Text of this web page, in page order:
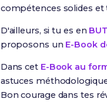
compétences solides et
D'ailleurs, si tu es en
proposons un E-Book
Dans cet E-Book au
astuces
Bon courage dans tes